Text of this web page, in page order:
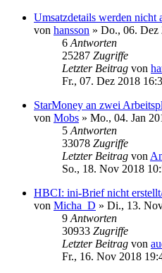
Umsatzdetails werden nicht
von hansson » Do., 06. Dez
6 Antworten
25287 Zugriffe
Letzter Beitrag von
Fr., 07. Dez 2018
StarMoney an zwei
von Mobs » Mo., 04. Jan
5 Antworten
33078 Zugriffe
Letzter Beitrag von
So., 18. Nov 2018
HBCI: ini-Brief nicht
von Micha_D » Di., 13.
9 Antworten
30933 Zugriffe
Letzter Beitrag von
Fr., 16. Nov 2018